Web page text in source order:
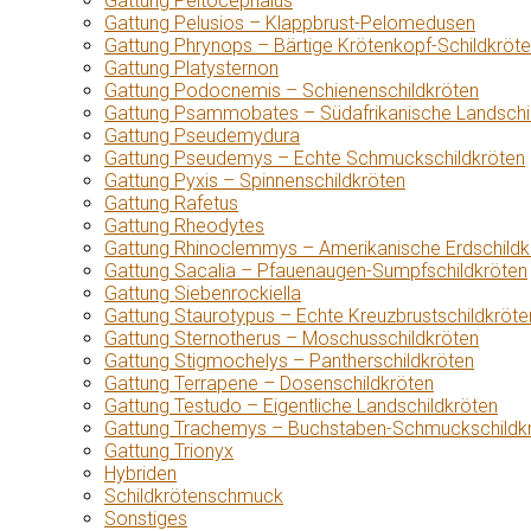
Gattung Pelusios – Klappbrust-Pelomedusen
Gattung Phrynops – Bärtige Krötenkopf-
Gattung Platysternon
Gattung Podocnemis – Schienenschildkröten
Gattung Psammobates – Südafrikanische
Gattung Pseudemydura
Gattung Pseudemys – Echte Schmuckschildkröten
Gattung Pyxis – Spinnenschildkröten
Gattung Rafetus
Gattung Rheodytes
Gattung Rhinoclemmys – Amerikanische
Gattung Sacalia – Pfauenaugen-Sumpfschildkröten
Gattung Siebenrockiella
Gattung Staurotypus – Echte
Gattung Sternotherus – Moschusschildkröten
Gattung Stigmochelys – Pantherschildkröten
Gattung Terrapene – Dosenschildkröten
Gattung Testudo – Eigentliche Landschildkröten
Gattung Trachemys – Buchstaben-
Gattung Trionyx
Hybriden
Schildkrötenschmuck
Sonstiges